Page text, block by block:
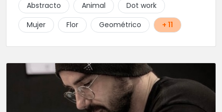
Abstracto Animal
Dot work
Mujer
Flor Geométrico + 11